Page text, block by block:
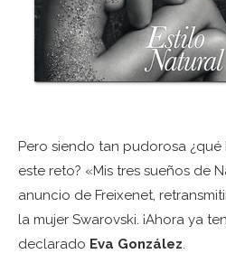
Pero siendo tan pudorosa
este reto? «Mis tres sueños de
anuncio de Freixenet,
la mujer Swarovski. ¡Ahora ya
declarado Eva González.